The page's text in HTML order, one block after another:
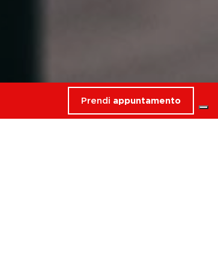
Prendi appuntamento